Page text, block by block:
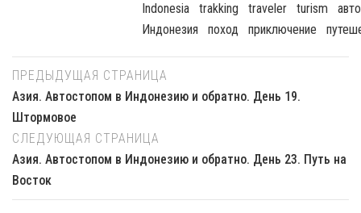
Indonesia
Trakking Traveler Turism
Индонезия
Поход Приключение
ПРЕДЫДУЩАЯ СТРАНИЦА
Азия. Автостопом в Индонезию и обратно. День 19.
Штормовое
СЛЕДУЮЩАЯ СТРАНИЦА
Азия. Автостопом в Индонезию и обратно. День 23. Путь на
Восток